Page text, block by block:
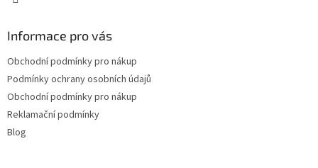
Informace pro vás
Obchodní podmínky pro nákup
Podmínky ochrany osobních údajů
Obchodní podmínky pro nákup
Reklamační podmínky
Blog